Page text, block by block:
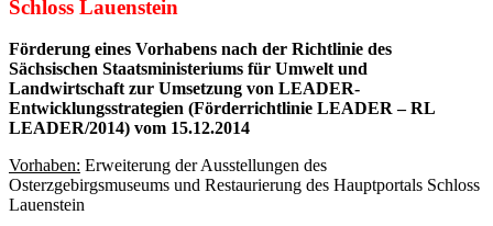
Schloss Lauenstein
Förderung eines Vorhabens nach der Richtlinie des
Sächsischen Staatsministeriums für Umwelt und
Landwirtschaft zur Umsetzung von LEADER-
Entwicklungsstrategien (Förderrichtlinie LEADER – RL
LEADER/2014) vom 15.12.2014
Vorhaben: Erweiterung der Ausstellungen des
Osterzgebirgsmuseums und Restaurierung des Hauptportals Schloss
Lauenstein